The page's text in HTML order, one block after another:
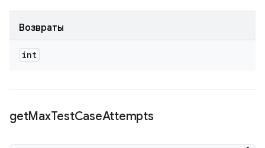
Возвраты
int
getMaxTestCaseAttempts